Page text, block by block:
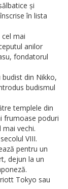
și
în lista
mai
anilor
fondatorul
din Nikko,
budismul
templele din
frumoase poduri
vechi.
VIII.
pentru un
dejun la un
Tokyo sau